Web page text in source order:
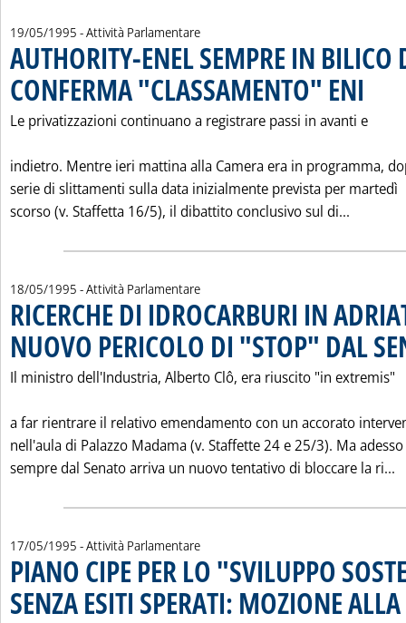
19/05/1995 - Attività Parlamentare
AUTHORITY-ENEL SEMPRE IN BILICO
CONFERMA "CLASSAMENTO" ENI
Le privatizzazioni continuano a registrare passi in avanti e
indietro. Mentre ieri mattina alla Camera era in programma,
serie di slittamenti sulla data inizialmente prevista per martedì
scorso (v. Staffetta 16/5), il dibattito conclusivo sul di...
18/05/1995 - Attività Parlamentare
RICERCHE DI IDROCARBURI IN
NUOVO PERICOLO DI "STOP" DAL
Il ministro dell'Industria, Alberto Clô, era riuscito "in extremis"
a far rientrare il relativo emendamento con un accorato
nell'aula di Palazzo Madama (v. Staffette 24 e 25/3). Ma adesso
sempre dal Senato arriva un nuovo tentativo di bloccare la ri...
17/05/1995 - Attività Parlamentare
PIANO CIPE PER LO "SVILUPPO
SENZA ESITI SPERATI: MOZIONE